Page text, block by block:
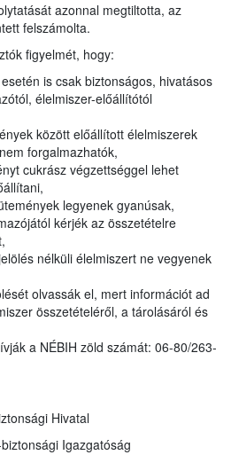
azonnal megtiltotta, az
felszámolta.
figyelmét, hogy:
is csak biztonságos, hivatásos
élelmiszer-előállítótól
között előállított élelmiszerek
forgalmazhatók,
cukrász végzettséggel lehet
legyenek gyanúsak,
kérjék az összetételre
nélküli élelmiszert ne vegyenek
olvassák el, mert információt ad
összetételéről, a tárolásáról és
a NÉBIH zöld számát: 06-80/263-
Hivatal
Igazgatóság